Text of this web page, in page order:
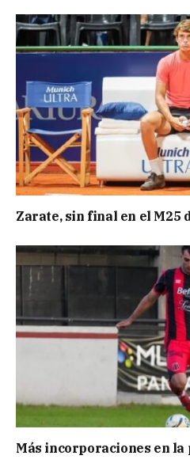
Zarate, sin final en el M25
Más incorporaciones en